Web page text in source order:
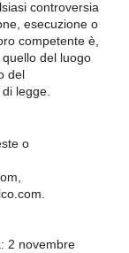
controversia
esecuzione o
competente è,
del luogo
del
legge.
o
2 novembre